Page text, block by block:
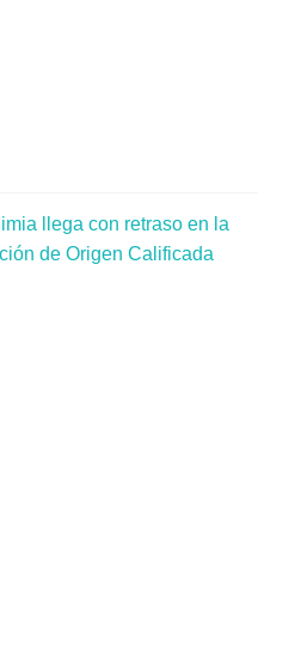
llega con retraso en la
de Origen Calificada